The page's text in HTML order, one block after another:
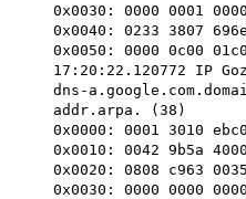
0x0030: 0000 0001
0x0040: 0233 3807
0x0050: 0000 0c00
17:20:22.120772 IP
dns-
addr.arpa. (38)
0x0000: 0001 3010
0x0010: 0042 9b5a
0x0020: 0808 c963
0x0030: 0000 0000